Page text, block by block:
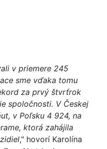
v priemere 245
sme vďaka tomu
za prvý štvrťrok
spoločnosti. V Českej
v Poľsku 4 924, na
ktorá zahájila
," hovorí Karolína